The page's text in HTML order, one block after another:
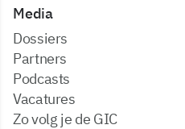
Media
dossiers
partners
podcasts
vacatures
zo volg je de GIC